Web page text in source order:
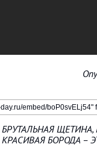
БРУТАЛЬНАЯ ЩЕТИНА,
КРАСИВАЯ БОРОДА –